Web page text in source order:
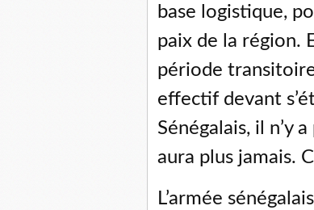
base logistique,
paix de la région.
période
effectif devant
Sénégalais, il n’y
aura plus jamais.
L’armée